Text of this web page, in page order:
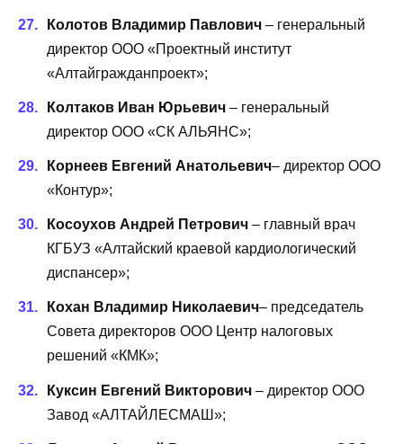
Колотов Владимир Павлович – генеральный
директор ООО «Проектный институт
«Алтайгражданпроект»;
Колтаков Иван Юрьевич – генеральный
директор ООО «СК АЛЬЯНС»;
Корнеев Евгений Анатольевич– директор ООО
«Контур»;
Косоухов Андрей Петрович – главный врач
КГБУЗ «Алтайский краевой кардиологический
диспансер»;
Кохан Владимир Николаевич– председатель
Совета директоров ООО Центр налоговых
решений «КМК»;
Куксин Евгений Викторович – директор ООО
Завод «АЛТАЙЛЕСМАШ»;